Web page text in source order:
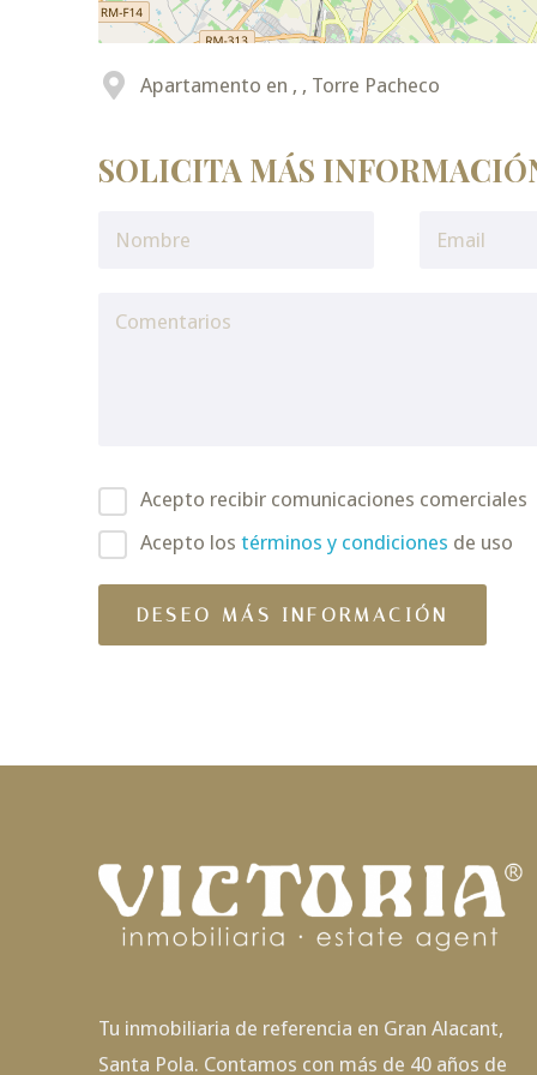
Apartamento en , , Torre Pacheco
SOLICITA MÁS
Acepto recibir comunicaciones comerciales
Acepto los términos y condiciones de uso
Tu inmobiliaria de referencia en Gran Alacant,
Santa Pola. Contamos con más de 40 años de